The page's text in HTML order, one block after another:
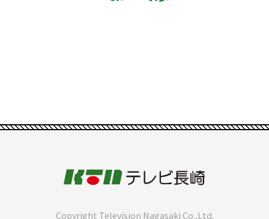
Copyright Television Nagasaki Co.,Ltd.